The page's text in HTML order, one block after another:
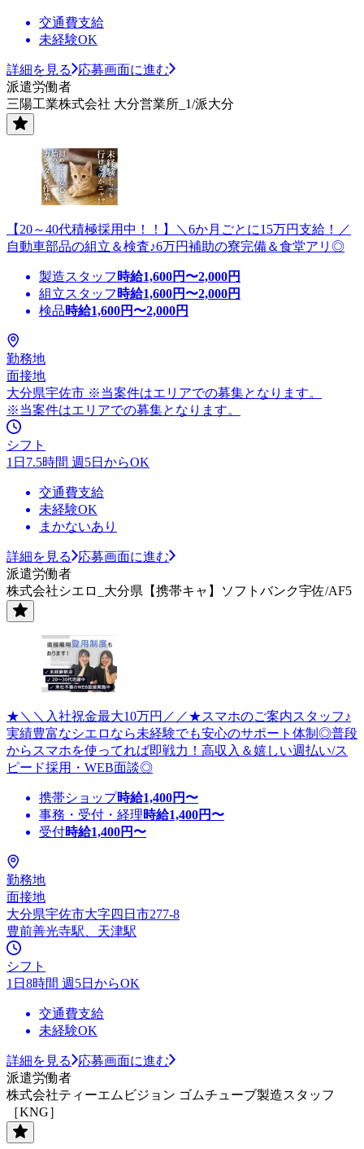
交通費支給
未経験OK
詳細を見る
応募画面に進む
派遣労働者
三陽工業株式会社 大分営業所_1/派大分
【20～40代積極採用中！！】＼6か月ごとに15万円支給！／
自動車部品の組立＆検査♪6万円補助の寮完備＆食堂アリ◎
製造スタッフ 時給1,600円〜2,000円
組立スタッフ 時給1,600円〜2,000円
検品時給1,600円〜2,000円
勤務地
面接地
大分県宇佐市 ※当案件はエリアでの募集となります。
※当案件はエリアでの募集となります。
シフト
1日7.5時間 週5日からOK
交通費支給
未経験OK
まかないあり
詳細を見る
応募画面に進む
派遣労働者
株式会社シエロ_大分県【携帯キャ】ソフトバンク宇佐/AF5
★＼＼入社祝金最大10万円／／★スマホのご案内スタッフ♪
実績豊富なシエロなら未経験でも安心のサポート体制◎普段
からスマホを使ってれば即戦力！高収入＆嬉しい週払い/ス
ピード採用・WEB面談◎
携帯ショップ時給1,400円〜
事務・受付・経理時給1,400円〜
受付時給1,400円〜
勤務地
面接地
大分県宇佐市大字四日市277-8
豊前善光寺駅、天津駅
シフト
1日8時間 週5日からOK
交通費支給
未経験OK
詳細を見る
応募画面に進む
派遣労働者
株式会社ティーエムビジョン ゴムチューブ製造スタッフ
［KNG］